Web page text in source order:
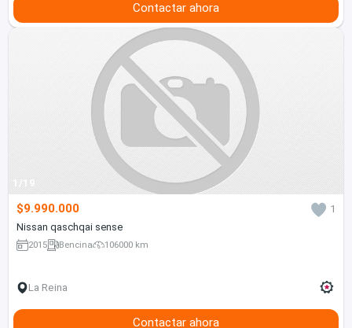
Contactar ahora
1/19
$9.990.000
1
Nissan qaschqai sense
2015 Bencina 106000 km
La Reina
Contactar ahora